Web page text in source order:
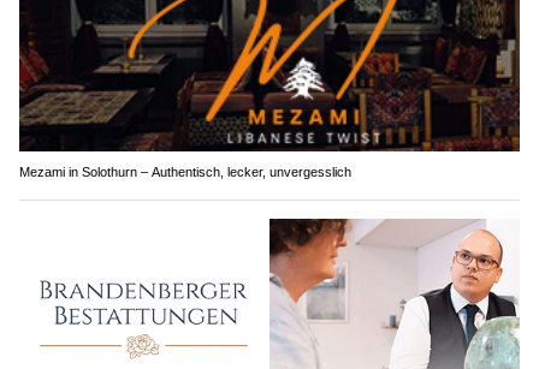
Mezami in Solothurn – Authentisch, lecker, unvergesslich